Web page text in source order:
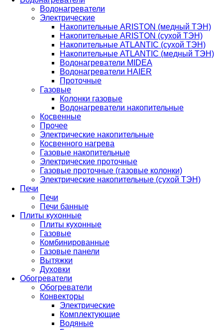
Водонагреватели
Электрические
Накопительные ARISTON (медный ТЭН)
Накопительные ARISTON (сухой ТЭН)
Накопительные ATLANTIC (сухой ТЭН)
Накопительные ATLANTIC (медный ТЭН)
Водонагреватели MIDEA
Водонагреватели HAIER
Проточные
Газовые
Колонки газовые
Водонагреватели накопительные
Косвенные
Прочее
Электрические накопительные
Косвенного нагрева
Газовые накопительные
Электрические проточные
Газовые проточные (газовые колонки)
Электрические накопительные (сухой ТЭН)
Печи
Печи
Печи банные
Плиты кухонные
Плиты кухонные
Газовые
Комбинированные
Газовые панели
Вытяжки
Духовки
Обогреватели
Обогреватели
Конвекторы
Электрические
Комплектующие
Водяные